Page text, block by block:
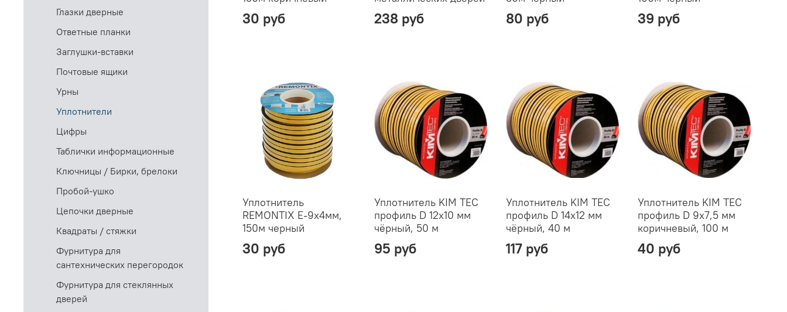
30 руб 238 руб 80 руб 39 руб
Уплотнитель
REMONTIX Е-9х4мм,
150м черный
30 руб
Уплотнитель KIM TEC
профиль D 12х10 мм
чёрный, 50 м
95 руб
Уплотнитель KIM TEC
профиль D 14х12 мм
чёрный, 40 м
117 руб
Уплотнитель KIM TEC
профиль D 9х7,5 мм
коричневый, 100 м
40 руб
Глазки дверные
Ответные планки
Заглушки-вставки
Почтовые ящики
Урны
Уплотнители
Цифры
Таблички информационные
Ключницы / Бирки, брелоки
Пробой-ушко
Цепочки дверные
Квадраты / стяжки
Фурнитура для
сантехнических перегородок
Фурнитура для стеклянных
дверей